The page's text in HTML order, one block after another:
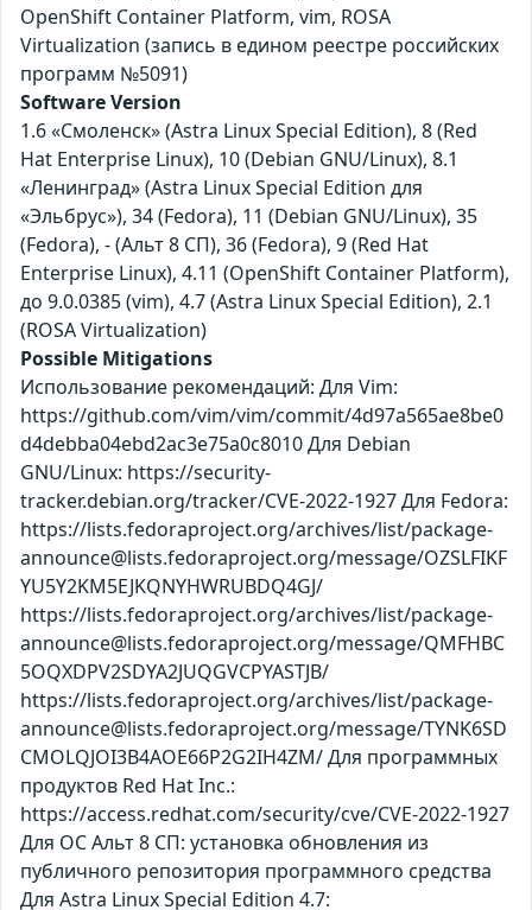
OpenShift Container Platform, vim, ROSA
Virtualization (запись в едином реестре российских
программ №5091)
Software Version
1.6 «Смоленск» (Astra Linux Special Edition), 8 (Red
Hat Enterprise Linux), 10 (Debian GNU/Linux), 8.1
«Ленинград» (Astra Linux Special Edition для
«Эльбрус»), 34 (Fedora), 11 (Debian GNU/Linux), 35
(Fedora), - (Альт 8 СП), 36 (Fedora), 9 (Red Hat
Enterprise Linux), 4.11 (OpenShift Container Platform),
до 9.0.0385 (vim), 4.7 (Astra Linux Special Edition), 2.1
(ROSA Virtualization)
Possible Mitigations
Использование рекомендаций: Для Vim:
https://github.com/vim/vim/commit/4d97a565ae8be0
d4debba04ebd2ac3e75a0c8010 Для Debian
GNU/Linux: https://security-
tracker.debian.org/tracker/CVE-2022-1927 Для Fedora:
https://lists.fedoraproject.org/archives/list/package-
announce@lists.fedoraproject.org/message/OZSLFIKF
YU5Y2KM5EJKQNYHWRUBDQ4GJ/
https://lists.fedoraproject.org/archives/list/package-
announce@lists.fedoraproject.org/message/QMFHBC
5OQXDPV2SDYA2JUQGVCPYASTJB/
https://lists.fedoraproject.org/archives/list/package-
announce@lists.fedoraproject.org/message/TYNK6SD
CMOLQJOI3B4AOE66P2G2IH4ZM/ Для программных
продуктов Red Hat Inc.:
https://access.redhat.com/security/cve/CVE-2022-1927
Для ОС Альт 8 СП: установка обновления из
публичного репозитория программного средства
Для Astra Linux Special Edition 4.7: